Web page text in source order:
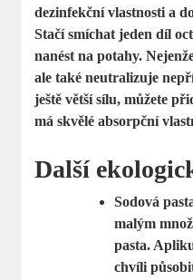
dezinfekční vlastnosti a
Stačí smíchat jeden díl
nanést na potahy.
ale také neutralizuje
ještě větší sílu, můžete
má skvělé absorpční
Další
Sodová
malým
pasta.
chvíli